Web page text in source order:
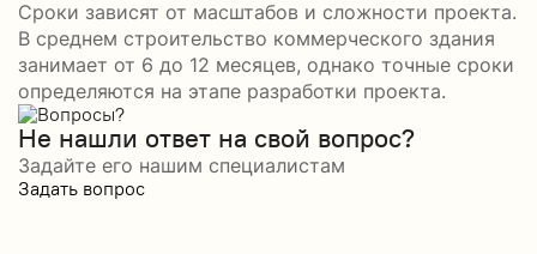
Сроки зависят от масштабов и сложности проекта.
В среднем строительство коммерческого здания
занимает от 6 до 12 месяцев, однако точные сроки
определяются на этапе разработки проекта.
Не нашли ответ на свой вопрос?
Задайте его нашим специалистам
Задать вопрос